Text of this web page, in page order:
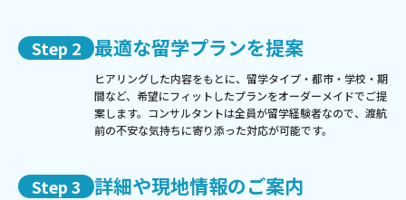
Step 2 最適な留学プランを提案
ヒアリングした内容をもとに、留学タイプ・都市・学校・期
間など、希望にフィットしたプランをオーダーメイドでご提
案します。コンサルタントは全員が留学経験者なので、渡航
前の不安な気持ちに寄り添った対応が可能です。
Step 3 詳細や現地情報のご案内